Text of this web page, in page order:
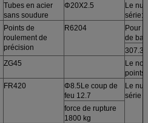
Tubes en acier
sans soudure
Φ20X2.5
Le
série:
Points de
roulement de
précision
R6204
Pour
de
307.3
ZG45
Le
points
FR420
Φ8.5Le coup de
feu 12.7
Le
série
force de rupture
1800 kg